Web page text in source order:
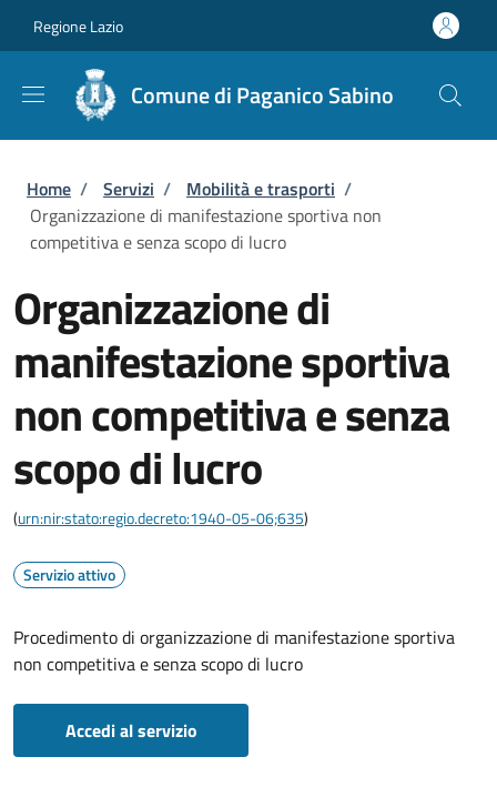
Regione Lazio
Comune di Paganico Sabino
Briciole di pane
Home / Servizi / Mobilità e trasporti /
Organizzazione di manifestazione sportiva non
competitiva e senza scopo di lucro
Organizzazione di
manifestazione sportiva
non competitiva e senza
scopo di lucro
(urn:nir:stato:regio.decreto:1940-05-06;635)
Servizio attivo
Procedimento di organizzazione di manifestazione sportiva
non competitiva e senza scopo di lucro
Accedi al servizio